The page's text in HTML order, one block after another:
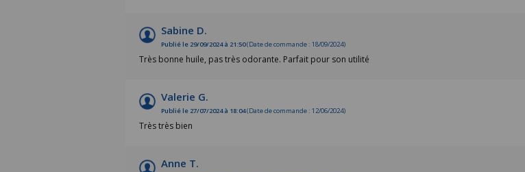
Sabine D.
Publié le 29/09/2024 à 21:50(Date de commande : 18/09/2024)
Très bonne huile, pas très odorante. Parfait pour son utilité
Valerie G.
Publié le 27/07/2024 à 18:04(Date de commande : 12/06/2024)
Très très bien
Anne T.